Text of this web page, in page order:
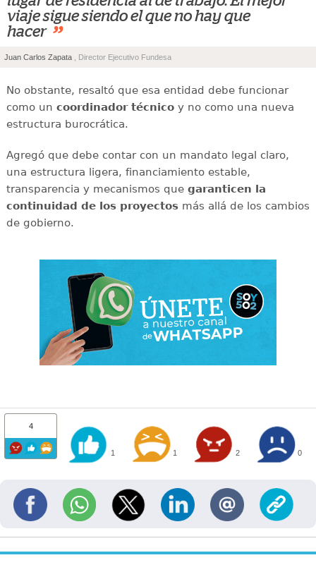
viaje sigue siendo el que no hay que
hacer ”
Juan Carlos Zapata , Director Ejecutivo Fundesa
No obstante, resaltó que esa entidad debe funcionar
como un coordinador técnicoy no como una nueva
estructura burocrática.
Agregó que debe contar con un mandato legal claro,
una estructura ligera, financiamiento estable,
transparencia y mecanismos que garanticen la
continuidad de los proyectosmás allá de los cambios
de gobierno.
4
1 1 2 0